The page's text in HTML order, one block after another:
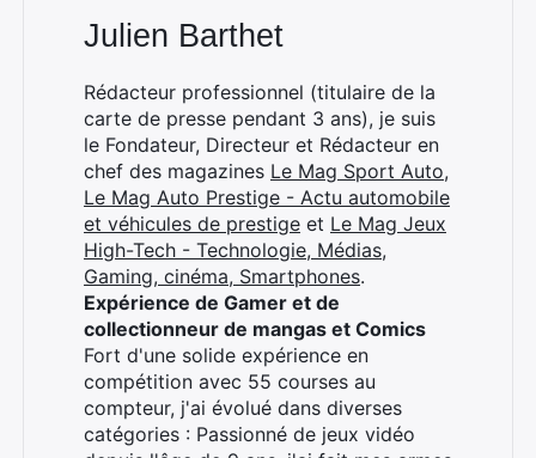
Julien Barthet
Rédacteur professionnel (titulaire de la
carte de presse pendant 3 ans), je suis
le Fondateur, Directeur et Rédacteur en
chef des magazines Le Mag Sport Auto,
Le Mag Auto Prestige - Actu automobile
et véhicules de prestige et Le Mag Jeux
High-Tech - Technologie, Médias,
Gaming, cinéma, Smartphones.
Expérience de Gamer et de
collectionneur de mangas et Comics
Fort d'une solide expérience en
compétition avec 55 courses au
compteur, j'ai évolué dans diverses
catégories : Passionné de jeux vidéo